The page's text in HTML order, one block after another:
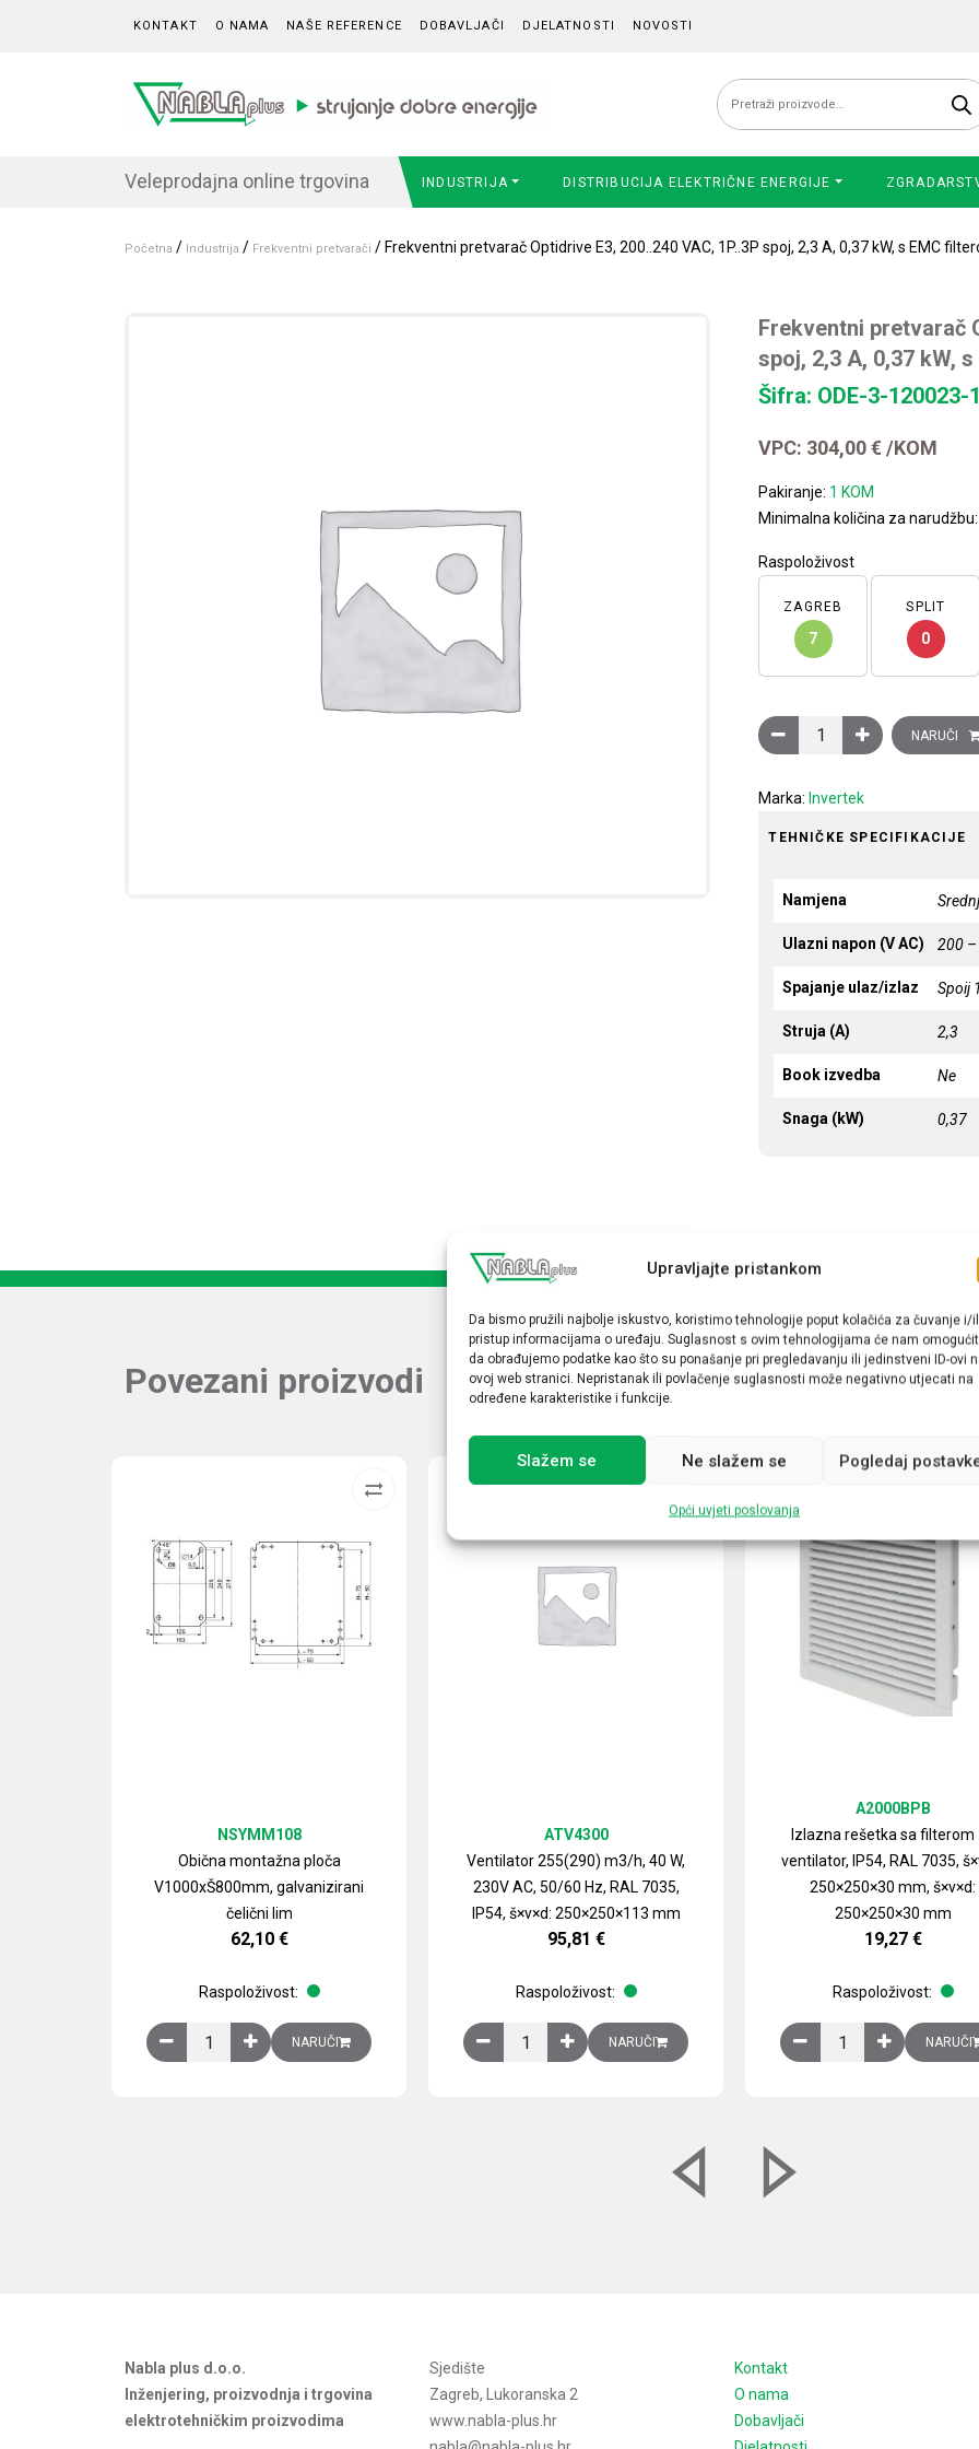
Upravljajte pristankom
Da bismo pružili najbolje iskustvo, koristimo tehnologije poput kolačića za čuvanje i/
pristup informacijama o uređaju. Suglasnost s ovim tehnologijama će nam
da obrađujemo podatke kao što su ponašanje pri pregledavanju ili jedinstveni ID-ovi
ovoj web stranici. Nepristanak ili povlačenje suglasnosti može negativno utjecati na
određene karakteristike i funkcije.
Slažem se Ne slažem se Pogledaj
Opći uvjeti poslovanja
KONTAKT O NAMA NAŠE REFERENCE DOBAVLJAČI DJELATNOSTI NOVOSTI
Pretraži:
Veleprodajna online trgovina INDUSTRIJA DISTRIBUCIJA ELEKTRIČNE ENERGIJE
Početna / Industrija / Frekventni pretvarači / Frekventni pretvarač Optidrive E3, 200..240 VAC, 1P..3P spoj, 2,3 A, 0,37 kW, s EMC
Frekventni pretvarač
spoj, 2,3 A, 0,37 kW,
Šifra: ODE-3-120023-
VPC: 304,00€ /KOM
Pakiranje: 1 KOM
Minimalna količina za narudžbu:
Raspoloživost
ZAGREB
7
SPLIT
0
Frekventni pretvarač
NARUČI
Marka: Invertek
TEHNIČKE SPECIFIKACIJE
Namjena
Ulazni napon (V AC) 200
Spajanje ulaz/izlaz Spoij
Struja (A) 2,3
Book izvedba Ne
Snaga (kW) 0,37
Povezani proizvodi
Obična montažna ploča
V1000xŠ800mm, galvanizirani
čelični lim
NSYMM108
62,10 €
Raspoloživost:
Obična montažna ploča V1000xŠ800mm, galvanizirani čelični lim količina
NARUČI
Ventilator 255(290) m3/h, 40 W,
230V AC, 50/60 Hz, RAL 7035,
IP54, š×v×d: 250×250×113 mm
ATV4300
95,81 €
Raspoloživost:
Ventilator 255(290) m3/h, 40 W, 230V AC, 50/60 Hz, RAL 7035,
NARUČI
Izlazna rešetka sa filterom
ventilator, IP54, RAL 7035,
250×250×30 mm, š×v×d:
250×250×30 mm
A2000BPB
19,27 €
Raspoloživost:
Izlazna rešetka saNARUČI
Nabla plus d.o.o.
Inženjering, proizvodnja i trgovina
elektrotehničkim proizvodima
Sjedište
Zagreb, Lukoranska 2
www.nabla-plus.hr
Kontakt
O nama
Dobavljači